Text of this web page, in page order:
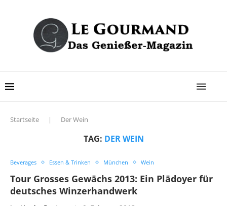
Startseite | Der Wein
TAG: DER WEIN
Beverages Essen & Trinken München Wein
Tour Grosses Gewächs 2013: Ein Plädoyer für
deutsches Winzerhandwerk